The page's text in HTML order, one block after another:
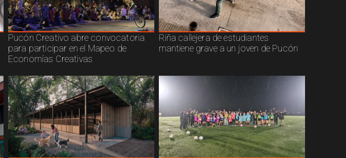
Pucón Creativo abre convocatoria
para participar en el Mapeo de
Economías Creativas
Riña callejera de estudiantes
mantiene grave a un joven de Pucón